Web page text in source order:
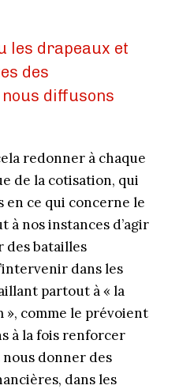
les drapeaux et
des
diffusons
redonner à chaque
de la cotisation, qui
en ce qui concerne le
à nos instances d’agir
des batailles
dans les
partout à « la
», comme le prévoient
à la fois renforcer
donner des
dans les